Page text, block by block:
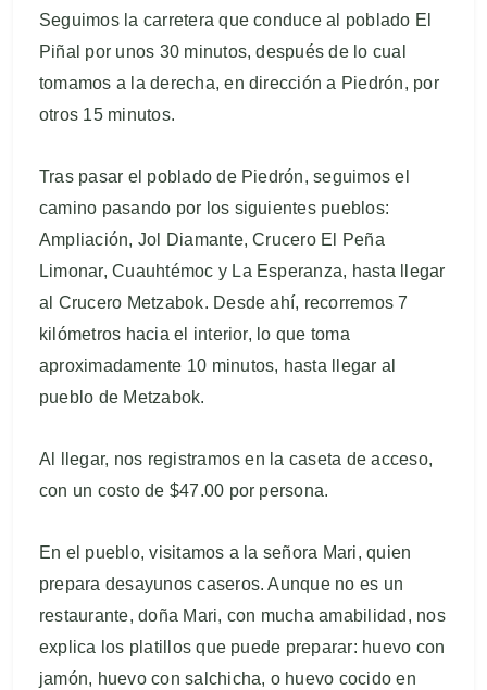
Seguimos la carretera que conduce al poblado El
Piñal por unos 30 minutos, después de lo cual
tomamos a la derecha, en dirección a Piedrón, por
otros 15 minutos.
Tras pasar el poblado de Piedrón, seguimos el
camino pasando por los siguientes pueblos:
Ampliación, Jol Diamante, Crucero El Peña
Limonar, Cuauhtémoc y La Esperanza, hasta llegar
al Crucero Metzabok. Desde ahí, recorremos 7
kilómetros hacia el interior, lo que toma
aproximadamente 10 minutos, hasta llegar al
pueblo de Metzabok.
Al llegar, nos registramos en la caseta de acceso,
con un costo de $47.00 por persona.
En el pueblo, visitamos a la señora Mari, quien
prepara desayunos caseros. Aunque no es un
restaurante, doña Mari, con mucha amabilidad, nos
explica los platillos que puede preparar: huevo con
jamón, huevo con salchicha, o huevo cocido en